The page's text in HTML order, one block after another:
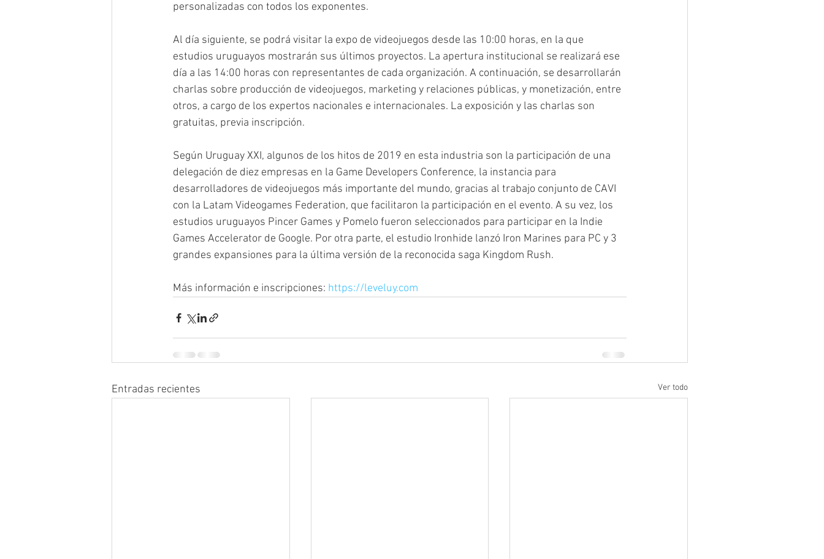
personalizadas con todos los exponentes.
Al día siguiente, se podrá visitar la expo de videojuegos desde las 10:00 horas, en la que
estudios uruguayos mostrarán sus últimos proyectos. La apertura institucional se realizará ese
día a las 14:00 horas con representantes de cada organización. A continuación, se desarrollarán
charlas sobre producción de videojuegos, marketing y relaciones públicas, y monetización, entre
otros, a cargo de los expertos nacionales e internacionales. La exposición y las charlas son
gratuitas, previa inscripción.
Según Uruguay XXI, algunos de los hitos de 2019 en esta industria son la participación de una
delegación de diez empresas en la Game Developers Conference, la instancia para
desarrolladores de videojuegos más importante del mundo, gracias al trabajo conjunto de CAVI
con la Latam Videogames Federation, que facilitaron la participación en el evento. A su vez, los
estudios uruguayos Pincer Games y Pomelo fueron seleccionados para participar en la Indie
Games Accelerator de Google. Por otra parte, el estudio Ironhide lanzó Iron Marines para PC y 3
grandes expansiones para la última versión de la reconocida saga Kingdom Rush.
Más información e inscripciones: https://leveluy.com
Entradas recientes Ver todo